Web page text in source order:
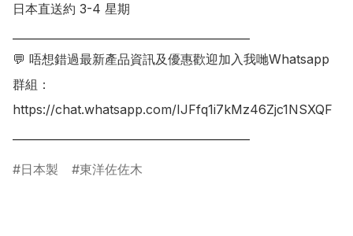
日本直送約 3-4 星期
💬 唔想錯過最新產品資訊及優惠歡迎加入我哋Whatsapp
群組：
https://chat.whatsapp.com/IJFfq1i7kMz46Zjc1NSXQF
日本製 東洋佐佐木